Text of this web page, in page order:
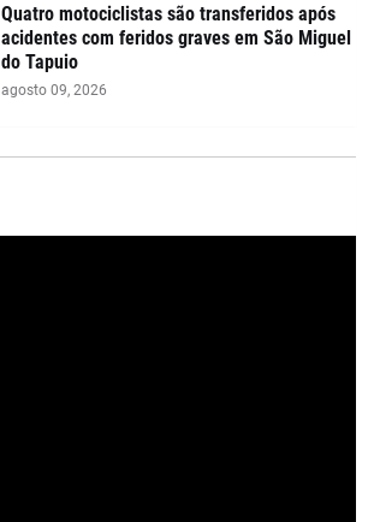
Quatro motociclistas são transferidos após
acidentes com feridos graves em São Miguel
do Tapuio
agosto 09, 2026